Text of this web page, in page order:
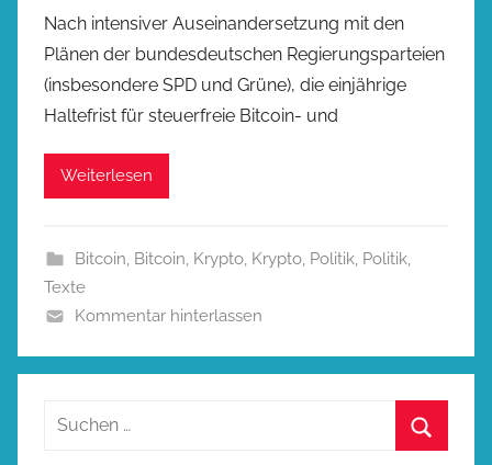
Nach intensiver Auseinandersetzung mit den
Plänen der bundesdeutschen Regierungsparteien
(insbesondere SPD und Grüne), die einjährige
Haltefrist für steuerfreie Bitcoin- und
Weiterlesen
Bitcoin Bitcoin Krypto, Krypto, Politik, Politik,
Texte
Kommentar hinterlassen
Suchen